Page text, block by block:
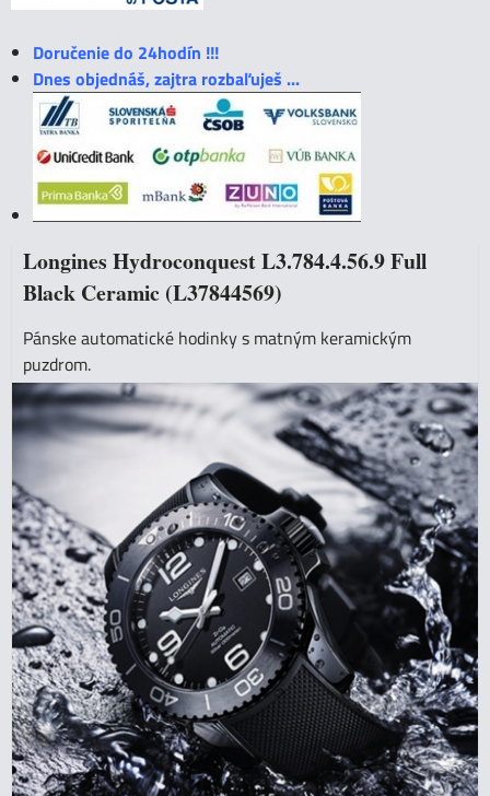
Doručenie do 24hodín !!!
Dnes objednáš, zajtra rozbaľuješ ...
Longines Hydroconquest L3.784.4.56.9 Full
Black Ceramic (L37844569)
Pánske automatické hodinky s matným keramickým
puzdrom.